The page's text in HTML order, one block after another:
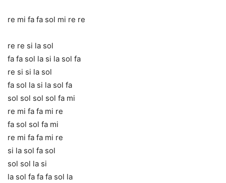
re mi fa fa sol mi re re
re re si la sol
fa fa sol la si la sol fa
re si si la sol
fa sol la si la sol fa
sol sol sol sol fa mi
re mi fa fa mi re
fa sol sol fa mi
re mi fa fa mi re
si la sol fa sol
sol sol la si
la sol fa fa fa sol la